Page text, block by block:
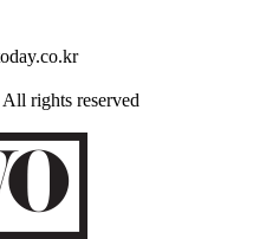
All rights reserved